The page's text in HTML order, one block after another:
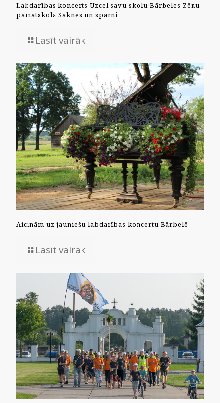
Labdarības koncerts Uzcel savu skolu Bārbeles Zēnu
pamatskolā Saknes un spārni
Lasīt vairāk
Aicinām uz jauniešu labdarības koncertu Bārbelē
Lasīt vairāk